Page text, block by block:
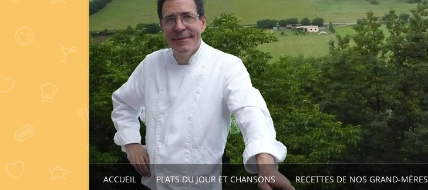
Aller
au
contenu
ACCUEIL PLATS DU JOUR ET CHANSONS RECETTES DE NOS GRAND-MÈRES